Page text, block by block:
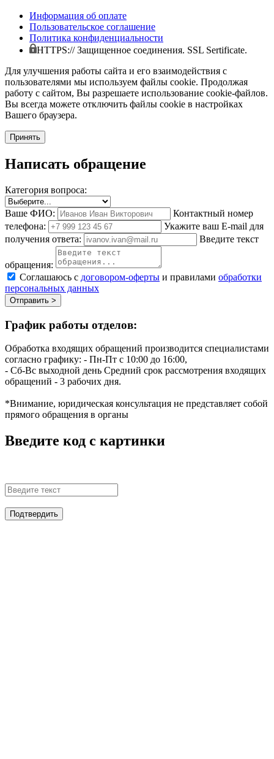
Информация об оплате
Пользовательское соглашение
Политика конфиденциальности
HTTPS:// Защищенное соединения. SSL Sertificate.
Для улучшения работы сайта и его взаимодействия с
пользователями мы используем файлы cookie. Продолжая
работу с сайтом, Вы разрешаете использование cookie-файлов.
Вы всегда можете отключить файлы cookie в настройках
Вашего браузера.
Принять
Написать обращение
Категория вопроса:
Ваше ФИО:
Контактный номер
телефона:
Укажите ваш E-mail для
получения ответа:
Введите текст
обращения:
Соглашаюсь с договором-оферты и правилами обработки
персональных данных
Отправить >
График работы отделов:
Обработка входящих обращений производится специалистами
согласно графику: - Пн-Пт с 10:00 до 16:00,
- Сб-Вс выходной день Средний срок рассмотрения входящих
обращений - 3 рабочих дня.
*Внимание, юридическая консультация не представляет собой
прямого обращения в органы
Введите код с картинки
Подтвердить